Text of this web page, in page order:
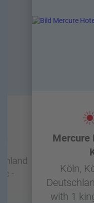
-
Mercure
Köln,
with 1